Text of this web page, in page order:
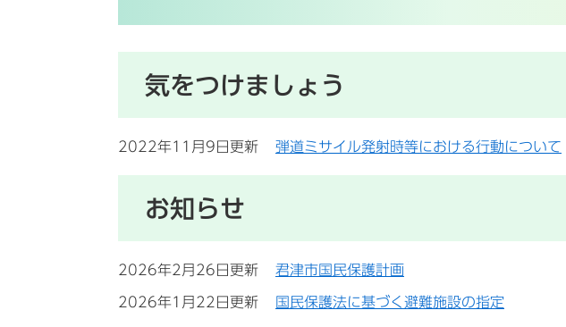
気をつけましょう
2022年11月9日更新 弾道ミサイル発射時等における行動について
お知らせ
2026年2月26日更新 君津市国民保護計画
2026年1月22日更新 国民保護法に基づく避難施設の指定